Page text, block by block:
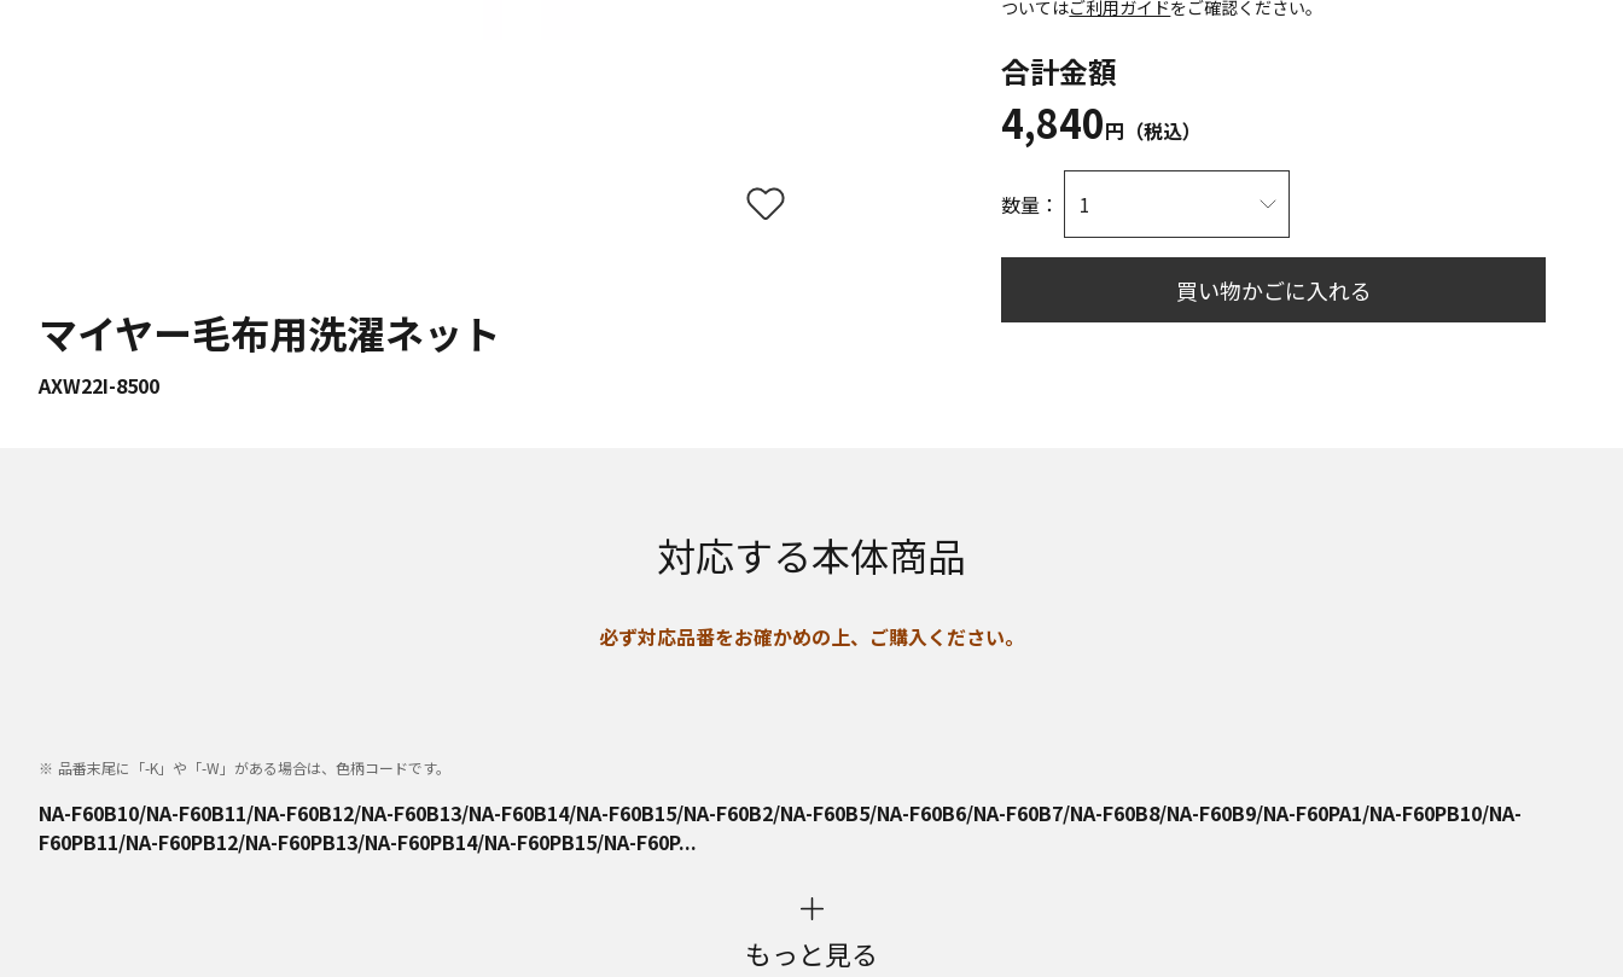
マイヤー毛布用洗濯ネット
AXW22I-8500
ついてはご利用ガイドをご確認ください。
合計金額
4,840円（税込）
数量：
買い物かごに入れる
対応する本体商品
必ず対応品番をお確かめの上、ご購入ください。
品番末尾に「-K」や「-W」がある場合は、色柄コードです。
NA-F60B10/NA-F60B11/NA-F60B12/NA-F60B13/NA-F60B14/NA-F60B15/NA-F60B2/NA-F60B5/NA-F60B6/NA-F60B7/NA-F60B8/NA-F60B9/NA-F60PA1/NA-F60PB10/NA-
F60PB11/NA-F60PB12/NA-F60PB13/NA-F60PB14/NA-F60PB15/NA-F60P...
もっと見る